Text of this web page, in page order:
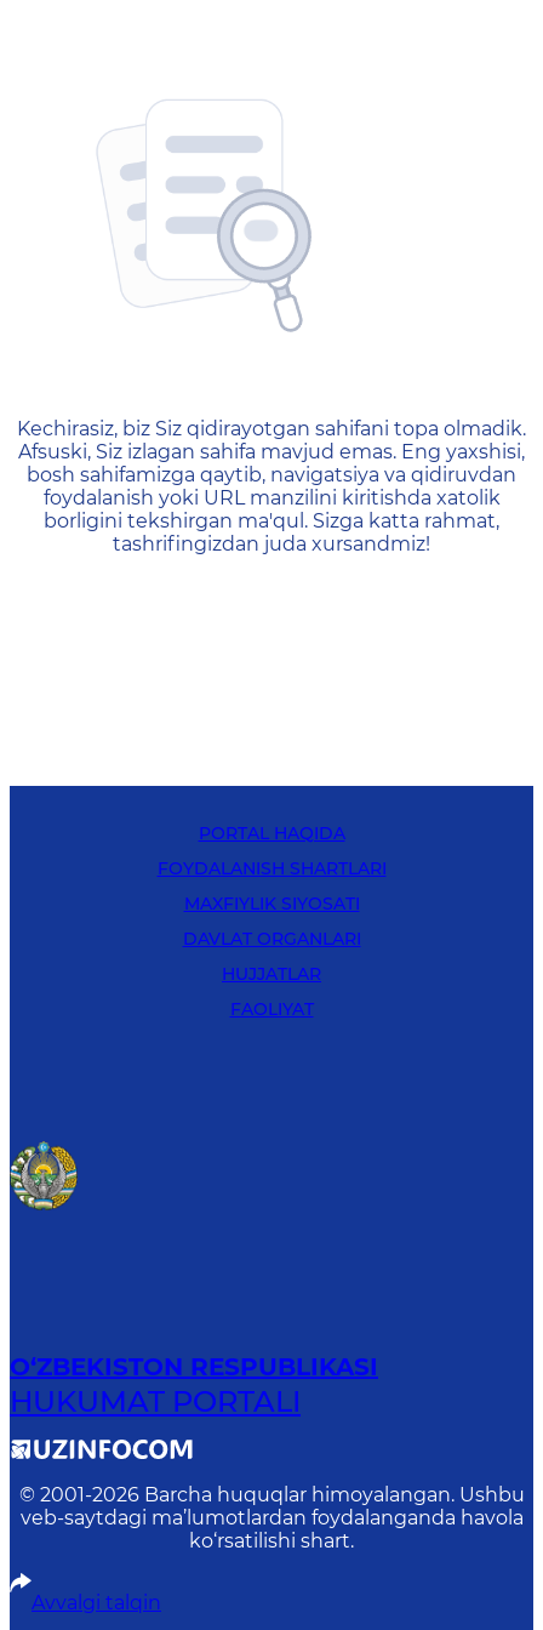
404 — Страница не
Kechirasiz, biz Siz qidirayotgan sahifani topa olmadik.
Afsuski, Siz izlagan sahifa mavjud emas. Eng yaxshisi,
bosh sahifamizga qaytib, navigatsiya va qidiruvdan
foydalanish yoki URL manzilini kiritishda xatolik
borligini tekshirgan ma'qul. Sizga katta rahmat,
tashrifingizdan juda xursandmiz!
PORTAL HAQIDA
FOYDALANISH SHARTLARI
MAXFIYLIK SIYOSATI
DAVLAT ORGANLARI
HUJJATLAR
FAOLIYAT
O‘ZBEKISTON RESPUBLIKASI
HUKUMAT PORTALI
© 2001-2026 Barcha huquqlar himoyalangan. Ushbu
veb-saytdagi ma’lumotlardan foydalanganda havola
ko‘rsatilishi shart.
Avvalgi talqin